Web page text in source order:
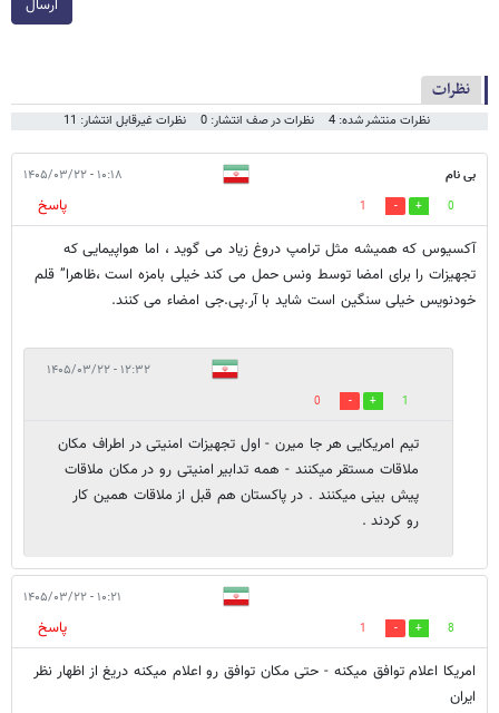
ارسال
نظرات
نظرات منتشر شده: 4 نظرات در صف انتشار: 0 نظرات غیرقابل انتشار: 11
بی نام ۱۰:۱۸ - ۱۴۰۵/۰۳/۲۲
0
1
پاسخ
آکسیوس که همیشه مثل ترامپ دروغ زیاد می گوید ، اما هواپیمایی که
تجهیزات را برای امضا توسط ونس حمل می کند خیلی بامزه است ،ظاهرا” قلم
خودنویس خیلی سنگین است شاید با آر.پی.جی امضاء می کنند.
۱۲:۳۲ - ۱۴۰۵/۰۳/۲۲
1
0
تیم امریکایی هر جا میرن - اول تجهیزات امنیتی در اطراف مکان
ملاقات مستقر میکنند - همه تدابیر امنیتی رو در مکان ملاقات
پیش بینی میکنند . در پاکستان هم قبل از ملاقات همین کار
رو کردند .
۱۰:۲۱ - ۱۴۰۵/۰۳/۲۲
8
1
پاسخ
امریکا اعلام توافق میکنه - حتی مکان توافق رو اعلام میکنه دریغ از اظهار نظر
ایران